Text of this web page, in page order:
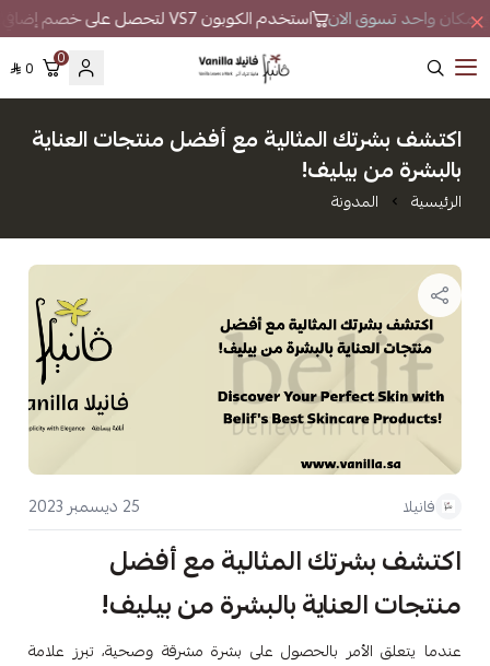
مكان واحد تسوق الان استخدم الكوبون VS7 لتحصل على خصم إضافي
فانيلا
0
0
اكتشف بشرتك المثالية مع أفضل منتجات العناية
بالبشرة من بيليف!
الرئيسية المدونة
فانيلا 25 ديسمبر 2023
اكتشف بشرتك المثالية مع أفضل
منتجات العناية بالبشرة من بيليف!
عندما يتعلق الأمر بالحصول على بشرة مشرقة وصحية، تبرز علامة